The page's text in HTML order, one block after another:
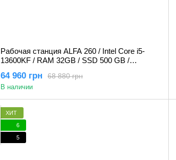
Рабочая станция ALFA 260 / Intel Core i5-
13600KF / RAM 32GB / SSD 500 GB /
68 880 грн
64 960 грн
В наличии
ХИТ
6
5